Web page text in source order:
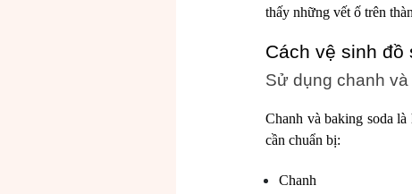
thấy những vết ố trên
Cách vệ sinh đồ
Sử dụng chanh
Chanh và baking soda
cần chuẩn bị:
Chanh